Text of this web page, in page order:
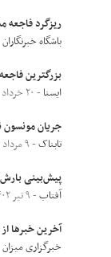
ریزگرد
باشگاه خبرنگاران
بزرگترین
ایسنا - ۲۰ خرداد ۱۴۰۰
جریان
تابناک- ۹ مرداد ۱۴۰۱
پیش‌بینی
آفتاب- ۹ تیر ۱۴۰۲
آخرین خبر‌ها از واکسن کووید
خبرگزاری میزان